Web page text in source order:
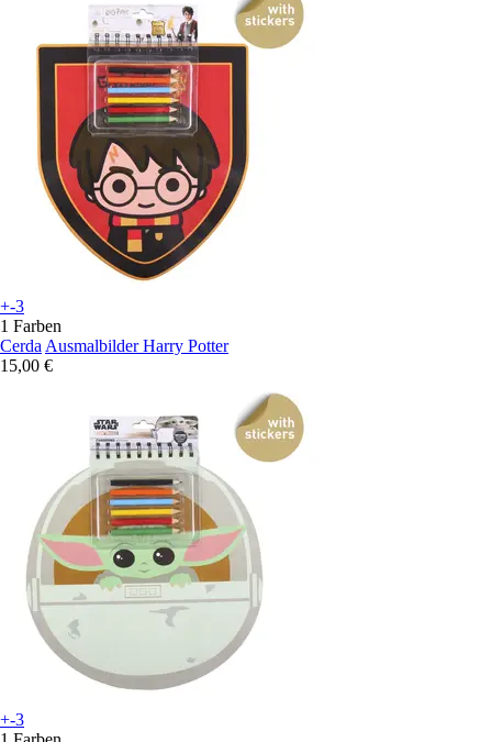
+-3
1 Farben
Cerda Ausmalbilder Harry Potter
15,00 €
+-3